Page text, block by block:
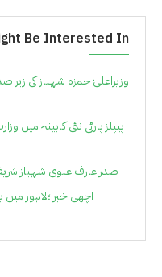
Be Interested In
وزیراعلیٰ حمزہ شہباز کی زیر
پیپلز پارٹی نئی کابینہ میں
صدر عارف علوی شہباز
اچھی خبر ؛لاہور میں